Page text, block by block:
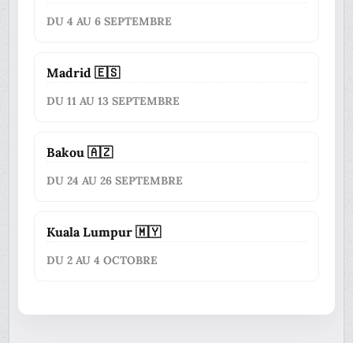
DU 4 AU 6 SEPTEMBRE
Madrid 🇪🇸
DU 11 AU 13 SEPTEMBRE
Bakou 🇦🇿
DU 24 AU 26 SEPTEMBRE
Kuala Lumpur 🇲🇾
DU 2 AU 4 OCTOBRE